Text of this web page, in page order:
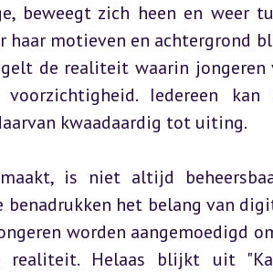
beweegt zich heen en weer
haar motieven en achtergrond
de realiteit waarin
Iedereen
kwaadaardig tot uiting.
is niet altijd
benadrukken het belang van
worden aangemoedigd
Helaas blijkt uit